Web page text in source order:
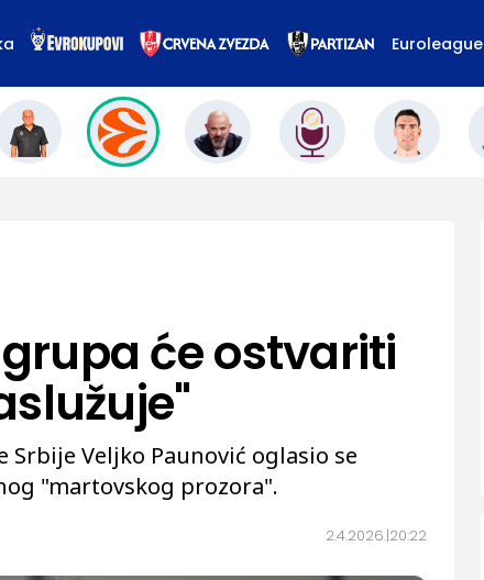
Euroleague
2.4.2026. 20:22
će ostvariti
Veljko Paunović oglasio se
"martovskog prozora".